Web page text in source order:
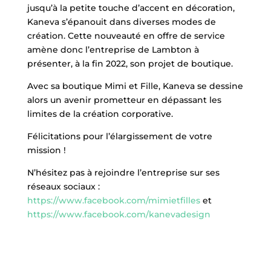
jusqu’à la petite touche d’accent en décoration,
Kaneva s’épanouit dans diverses modes de
création. Cette nouveauté en offre de service
amène donc l’entreprise de Lambton à
présenter, à la fin 2022, son projet de boutique.
Avec sa boutique Mimi et Fille, Kaneva se dessine
alors un avenir prometteur en dépassant les
limites de la création corporative.
Félicitations pour l’élargissement de votre
mission !
N’hésitez pas à rejoindre l’entreprise sur ses
réseaux sociaux :
https://www.facebook.com/mimietfilleset
https://www.facebook.com/kanevadesign